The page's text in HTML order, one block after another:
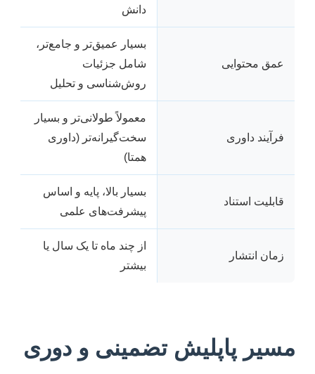
دانش
عمق محتوایی
بسیار عمیق‌تر و جامع‌تر،
شامل جزئیات
روش‌شناسی و تحلیل
فرآیند داوری
معمولاً طولانی‌تر و بسیار
سخت‌گیرانه‌تر (داوری
همتا)
قابلیت استناد
بسیار بالا، پایه و اساس
پیشرفت‌های علمی
زمان انتشار
از چند ماه تا یک سال یا
بیشتر
مسیر پاپلیش تضمینی و دوری